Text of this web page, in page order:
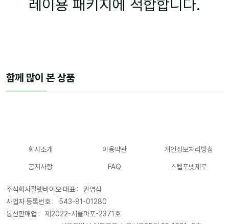
레이용 패키지에 적합합니다.
함께 많이 본 상품
회사소개 이용약관 개인정보처리방침
공지사항 FAQ 스텝포넷제로
주식회사칼렛바이오 대표 :
권영삼
사업자 등록번호 :
543-81-01280
통신판매업 :
제2022-서울마포-2371호